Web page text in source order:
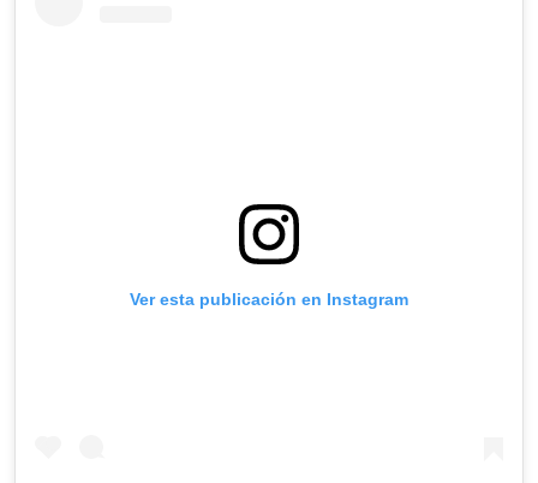
Ver esta publicación en Instagram